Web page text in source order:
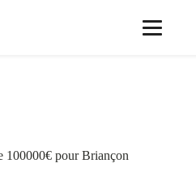
100000€ pour Briançon